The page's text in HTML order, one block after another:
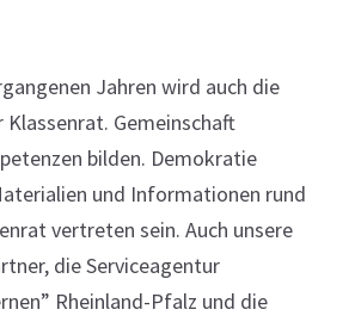
Jahren wird auch die
Klassenrat. Gemeinschaft
bilden. Demokratie
und Informationen rund
vertreten sein. Auch unsere
die Serviceagentur
Rheinland-Pfalz und die